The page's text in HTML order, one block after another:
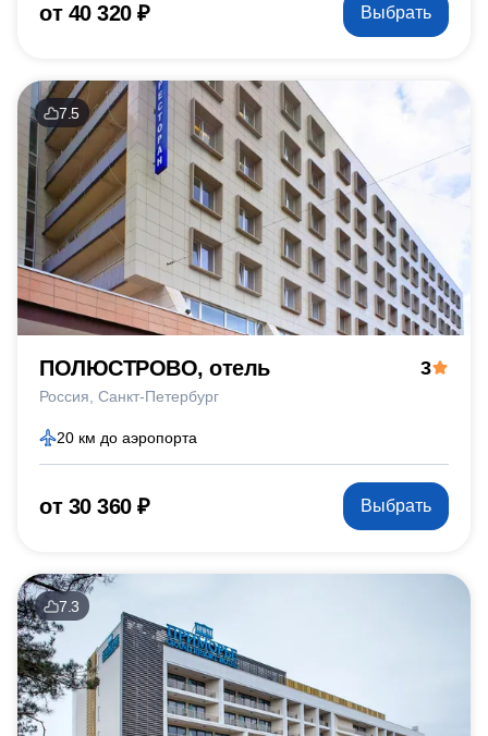
от 40 320 ₽ Выбрать
7.5
ПОЛЮСТРОВО, отель
Россия Санкт-Петербург
3
20 км до аэропорта
от 30 360 ₽ Выбрать
7.3